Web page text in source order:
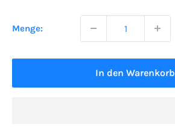
Menge:
In den Warenkorb